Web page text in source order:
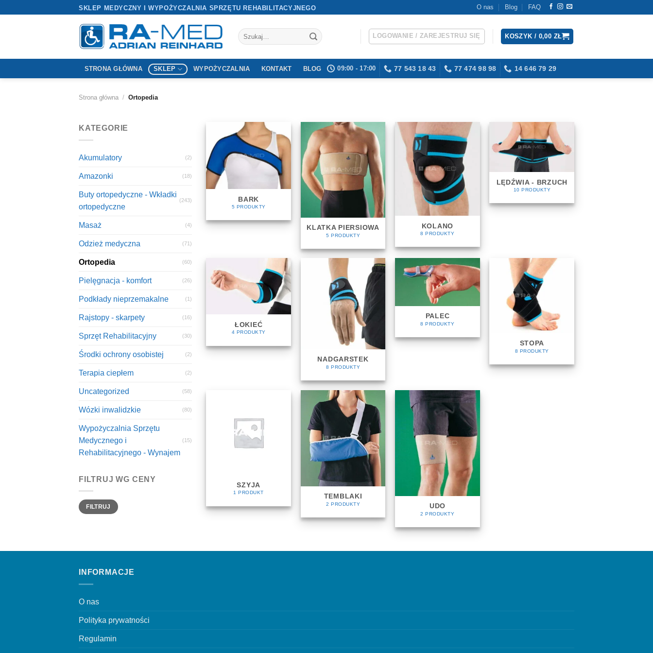
SKLEP MEDYCZNY I WYPOŻYCZALNIA SPRZĘTU REHABILITACYJNEGO O nas Blog FAQ
Szukaj: LOGOWANIE / ZAREJESTRUJ SIĘ KOSZYK / 0,00 ZŁ
STRONA GŁÓWNA SKLEP WYPOŻYCZALNIA KONTAKT BLOG 09:00 - 17:00 77 543 18 43 77 474 98 98 14 646 79 29
Strona główna / Ortopedia
KATEGORIE
Akumulatory (2)
Amazonki (18)
Buty ortopedyczne - Wkładki
ortopedyczne
(243)
Masaż (4)
Odzież medyczna (71)
Ortopedia (60)
Pielęgnacja - komfort (26)
Podkłady nieprzemakalne (1)
Rajstopy - skarpety (16)
Sprzęt Rehabilitacyjny (30)
Środki ochrony osobistej (2)
Terapia ciepłem (2)
Uncategorized (58)
Wózki inwalidzkie (80)
Wypożyczalnia Sprzętu
Medycznego i
Rehabilitacyjnego - Wynajem
(15)
FILTRUJ WG CENY
Cena
min
Cena
maxFILTRUJ
BARK
5 PRODUKTY
KLATKA PIERSIOWA
5 PRODUKTY
KOLANO
8 PRODUKTY
LĘDŹWIA - BRZUCH
10 PRODUKTY
ŁOKIEĆ
4 PRODUKTY
NADGARSTEK
8 PRODUKTY
PALEC
8 PRODUKTY
STOPA
8 PRODUKTY
SZYJA
1 PRODUKT TEMBLAKI
2 PRODUKTY UDO
2 PRODUKTY
INFORMACJE
O nas
Polityka prywatności
Regulamin